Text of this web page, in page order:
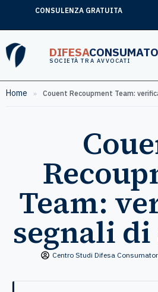
CONSULENZA GRATUITA
DIFESA
SOCIETÀ TRA AVVOCATI
Home » Couent Recoupment Team:
Team:
segnali
Centro Studi Difesa